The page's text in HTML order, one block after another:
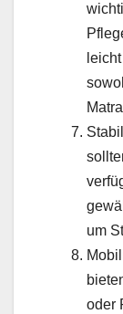
um
oder